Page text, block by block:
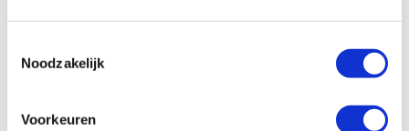
Noodzakelijk
Voorkeuren PB schroevendraaier Torx T9 met gat